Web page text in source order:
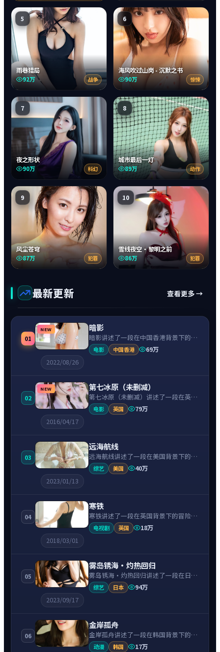
5
雨巷猎局
92万 战争
6
海风吹过山岗 - 沉默之书
90万 惊悚
7
夜之形状
90万 科幻
8
城市最后一灯
89万 动作
9
风尘苍穹
87万 犯罪
10
雪线夜空·黎明之前
86万 犯罪
最新更新 查看更多 →
01
NEW 暗影
暗影讲述了一段在中国香港背景下的战
争故事，围绕刘德华饰演的主角逐层展
开，人物动机与命运转折相互牵引，节
电影 中国香港
69万
2022/08/26
02
NEW 第七冰原（未删减）
第七冰原（未删减）讲述了一段在英国
背景下的爱情故事，围绕蒂尔达·斯文
顿饰演的主角逐层展开，人物动机与命
电影 英国
79万
2016/04/17
03
远海航线
远海航线讲述了一段在美国背景下的动
漫故事，围绕斯嘉丽·约翰逊饰演的主
角逐层展开，人物动机与命运转折相互
综艺 美国
40万
2023/01/13
04
寒铁
寒铁讲述了一段在英国背景下的冒险故
事，围绕基里安·墨菲饰演的主角逐层
展开，人物动机与命运转折相互牵引，
电视剧 英国
18万
2018/03/01
05
雾岛锈海·灼热回归
雾岛锈海·灼热回归讲述了一段在日本
背景下的动漫故事，围绕木村拓哉饰演
的主角逐层展开，人物动机与命运转折
综艺 日本
94万
2023/09/17
06
金岸孤舟
金岸孤舟讲述了一段在韩国背景下的悬
疑故事，围绕朴叙俊饰演的主角逐层展
动漫 韩国
17万